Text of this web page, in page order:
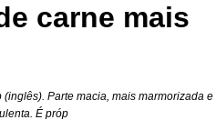
carne mais
Parte macia, mais marmorizada e
É próp